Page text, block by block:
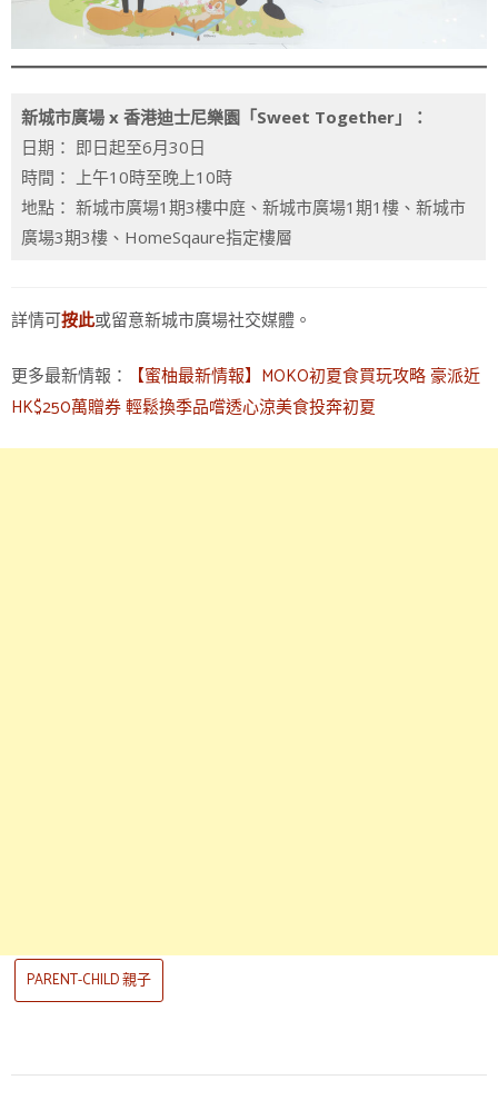
新城市廣場 x 香港迪士尼樂園「Sweet Together」：
日期： 即日起至6月30日
時間： 上午10時至晚上10時
地點： 新城市廣場1期3樓中庭、新城市廣場1期1樓、新城市
廣場3期3樓、HomeSqaure指定樓層
詳情可按此或留意新城市廣場社交媒體。
更多最新情報：
【蜜柚最新情報】MOKO初夏食買玩攻略 豪派近
HK$250萬贈券 輕鬆換季品嚐透心涼美食投奔初夏
PARENT-CHILD 親子